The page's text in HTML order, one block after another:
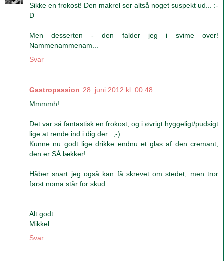
Sikke en frokost! Den makrel ser altså noget suspekt ud... :-
D
Men desserten - den falder jeg i svime over!
Nammenammenam...
Svar
Gastropassion 28. juni 2012 kl. 00.48
Mmmmh!
Det var så fantastisk en frokost, og i øvrigt hyggeligt/pudsigt
lige at rende ind i dig der.. ;-)
Kunne nu godt lige drikke endnu et glas af den cremant,
den er SÅ lækker!
Håber snart jeg også kan få skrevet om stedet, men tror
først noma står for skud.
Alt godt
Mikkel
Svar